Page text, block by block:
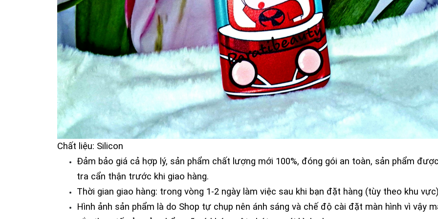
Chất liệu: Silicon
Đảm bảo giá cả hợp lý, sản phẩm chất lượng mới 100%, đóng gói an toàn, sản phẩm
tra cẩn thận trước khi giao hàng.
Thời gian giao hàng: trong vòng 1-2 ngày làm việc sau khi bạn đặt hàng (tùy theo khu vực)
Hình ảnh sản phẩm là do Shop tự chụp nên ánh sáng và chế độ cài đặt màn hình vì vậy